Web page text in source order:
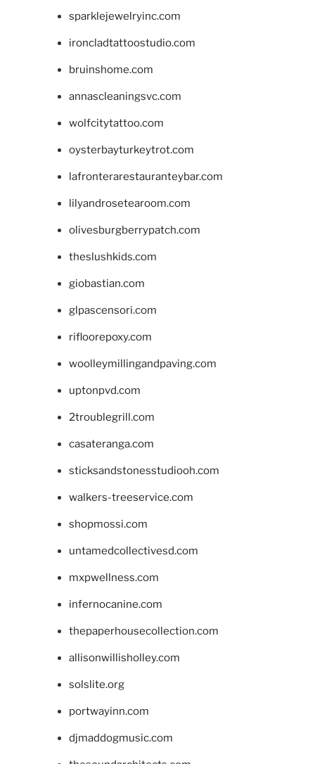
sparklejewelryinc.com
ironcladtattoostudio.com
bruinshome.com
annascleaningsvc.com
wolfcitytattoo.com
oysterbayturkeytrot.com
lafronterarestauranteybar.com
lilyandrosetearoom.com
olivesburgberrypatch.com
theslushkids.com
giobastian.com
glpascensori.com
rifloorepoxy.com
woolleymillingandpaving.com
uptonpvd.com
2troublegrill.com
casateranga.com
sticksandstonesstudiooh.com
walkers-treeservice.com
shopmossi.com
untamedcollectivesd.com
mxpwellness.com
infernocanine.com
thepaperhousecollection.com
allisonwillisholley.com
solslite.org
portwayinn.com
djmaddogmusic.com